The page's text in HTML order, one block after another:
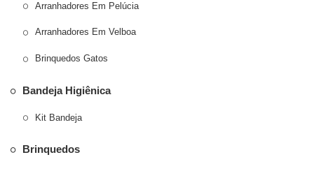
Arranhadores Em Pelúcia
Arranhadores Em Velboa
Brinquedos Gatos
Bandeja Higiênica
Kit Bandeja
Brinquedos